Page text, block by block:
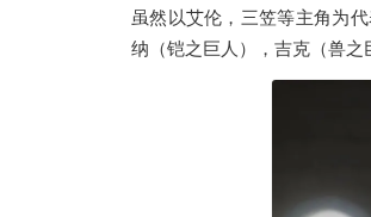
虽然以艾伦，三笠等主角为
纳（铠之巨人），吉克（兽之